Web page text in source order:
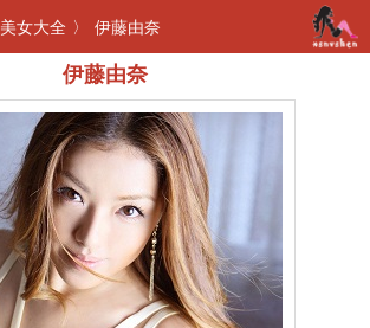
美女大全 〉 伊藤由奈
伊藤由奈